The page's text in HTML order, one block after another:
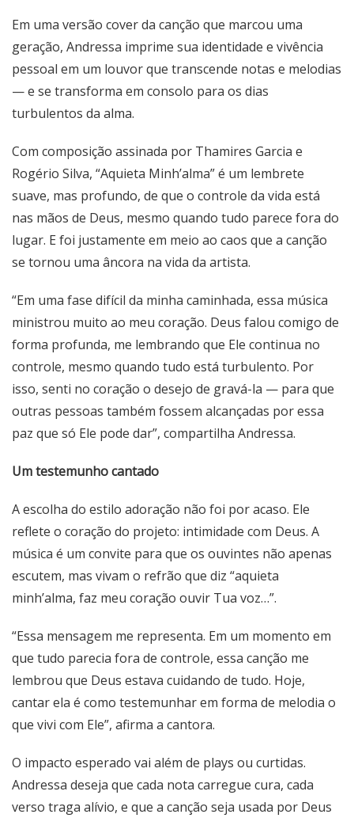
Em uma versão cover da canção que marcou uma
geração, Andressa imprime sua identidade e vivência
pessoal em um louvor que transcende notas e melodias
— e se transforma em consolo para os dias
turbulentos da alma.
Com composição assinada por Thamires Garcia e
Rogério Silva, “Aquieta Minh’alma” é um lembrete
suave, mas profundo, de que o controle da vida está
nas mãos de Deus, mesmo quando tudo parece fora do
lugar. E foi justamente em meio ao caos que a canção
se tornou uma âncora na vida da artista.
“Em uma fase difícil da minha caminhada, essa música
ministrou muito ao meu coração. Deus falou comigo de
forma profunda, me lembrando que Ele continua no
controle, mesmo quando tudo está turbulento. Por
isso, senti no coração o desejo de gravá-la — para que
outras pessoas também fossem alcançadas por essa
paz que só Ele pode dar”, compartilha Andressa.
Um testemunho cantado
A escolha do estilo adoração não foi por acaso. Ele
reflete o coração do projeto: intimidade com Deus. A
música é um convite para que os ouvintes não apenas
escutem, mas vivam o refrão que diz “aquieta
minh’alma, faz meu coração ouvir Tua voz…”.
“Essa mensagem me representa. Em um momento em
que tudo parecia fora de controle, essa canção me
lembrou que Deus estava cuidando de tudo. Hoje,
cantar ela é como testemunhar em forma de melodia o
que vivi com Ele”, afirma a cantora.
O impacto esperado vai além de plays ou curtidas.
Andressa deseja que cada nota carregue cura, cada
verso traga alívio, e que a canção seja usada por Deus